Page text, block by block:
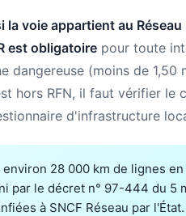
la voie appartient au Réseau
est obligatoire pour toute
dangereuse (moins de 1,50
hors RFN, il faut vérifier le
d'infrastructure
environ 28 000 km de lignes
par le décret n° 97-444 du 5
à SNCF Réseau par l'État.